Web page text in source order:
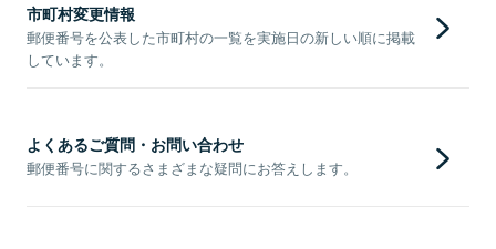
市町村変更情報
郵便番号を公表した市町村の一覧を実施日の新しい順に掲載
しています。
よくあるご質問・お問い合わせ
郵便番号に関するさまざまな疑問にお答えします。